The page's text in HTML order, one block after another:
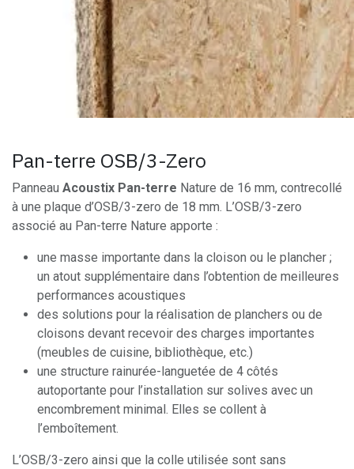
Pan-terre OSB/3-Zero
Panneau Acoustix Pan-terre Nature de 16 mm, contrecollé
à une plaque d’OSB/3-zero de 18 mm. L’OSB/3-zero
associé au Pan-terre Nature apporte :
une masse importante dans la cloison ou le plancher ;
un atout supplémentaire dans l’obtention de meilleures
performances acoustiques
des solutions pour la réalisation de planchers ou de
cloisons devant recevoir des charges importantes
(meubles de cuisine, bibliothèque, etc.)
une structure rainurée-languetée de 4 côtés
autoportante pour l’installation sur solives avec un
encombrement minimal. Elles se collent à
l’emboîtement.
L’OSB/3-zero ainsi que la colle utilisée sont sans